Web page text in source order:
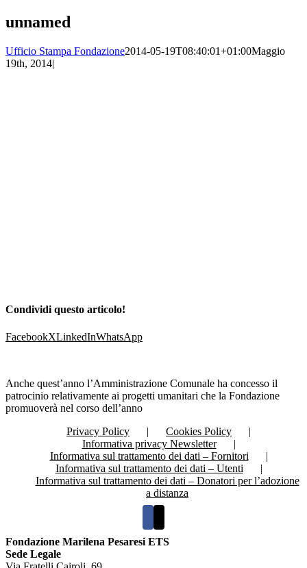
unnamed
Ufficio Stampa Fondazione2014-05-19T08:40:01+01:00Maggio
19th, 2014|
Condividi questo articolo!
FacebookXLinkedInWhatsApp
Anche quest’anno l’Amministrazione Comunale ha concesso il
patrocinio relativamente ai progetti umanitari che la Fondazione
promuoverà nel corso dell’anno
Privacy Policy
Cookies Policy
Informativa privacy Newsletter
Informativa sul trattamento dei dati – Fornitori
Informativa sul trattamento dei dati – Utenti
Informativa sul trattamento dei dati – Donatori per l’adozione
a distanza
Fondazione Marilena Pesaresi ETS
Sede Legale